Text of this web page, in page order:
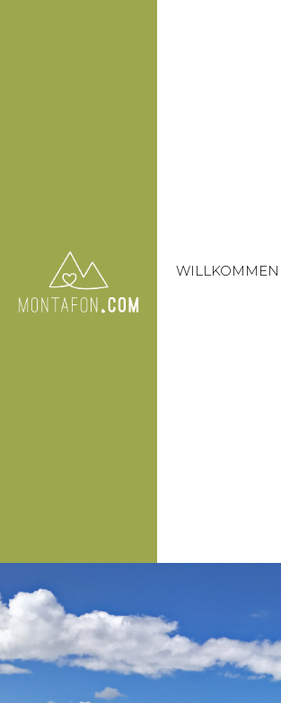
WILLKOMMEN